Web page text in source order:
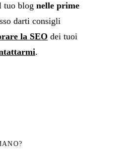
tuo blog nelle prime
darti consigli
la SEO dei tuoi
.